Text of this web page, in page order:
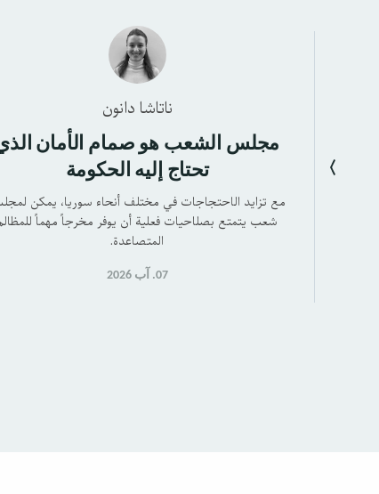
ناتاشا دانون
مجلس الشعب هو صمام الأمان
تحتاج إليه الحكومة
مع تزايد الاحتجاجات في مختلف أنحاء سوريا، يمكن
شعب يتمتع بصلاحيات فعلية أن يوفر مخرجاً مهماً
المتصاعدة.
07. آب 2026